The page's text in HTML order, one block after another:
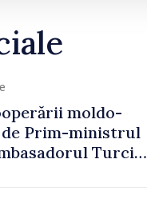
moldo-
Prim-ministrul
Turciei,